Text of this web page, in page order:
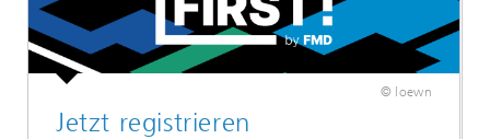
© loewn
Jetzt registrieren